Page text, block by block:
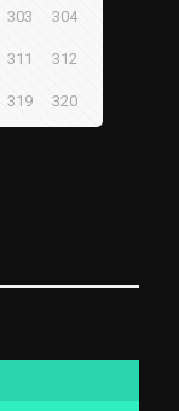
303 304
311 312
319 320